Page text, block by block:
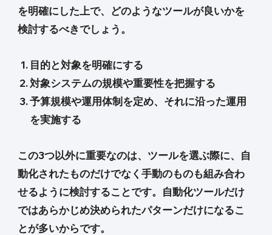
を明確にした上で、どのようなツールが良いかを
検討するべきでしょう。
目的と対象を明確にする
対象システムの規模や重要性を把握する
予算規模や運用体制を定め、それに沿った運用
を実施する
この3つ以外に重要なのは、ツールを選ぶ際に、自
動化されたものだけでなく手動のものも組み合わ
せるように検討することです。自動化ツールだけ
ではあらかじめ決められたパターンだけになるこ
とが多いからです。